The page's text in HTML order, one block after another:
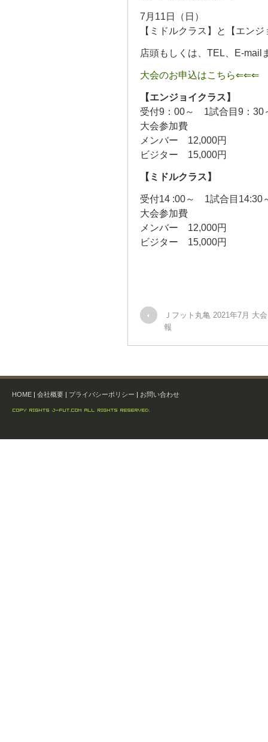
7月11日（日）
【ミドルクラス】と【エン
店頭もしくは、TEL、E-mail
大会のお申込はこちら⇐⇐⇐
【エンジョイクラス】
受付9：00～ 1試合目9：30
大会参加費
メンバー 12,000円
ビジター 15,000円
【ミドルクラス】
受付14 :00～ 1試合目14:30
大会参加費
メンバー 12,000円
ビジター 15,000円
Ｊフット丸亀 2021年7月 大
報
HOME | 会社概要 | プライバシーポリシー | お問い合わせ